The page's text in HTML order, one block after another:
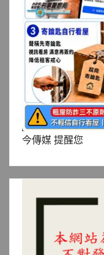
今傳媒 提醒您